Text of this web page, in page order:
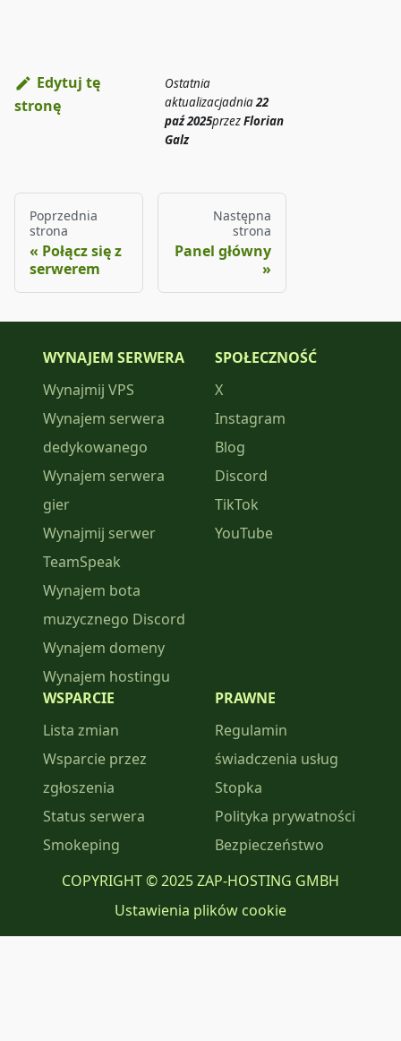
Edytuj tę
stronę
Ostatnia
aktualizacjadnia22
paź 2025przezFlorian
Galz
Poprzednia
strona
Połącz się z
serwerem
Następna
strona
Panel główny
WYNAJEM SERWERA
Wynajmij VPS
Wynajem serwera
dedykowanego
Wynajem serwera
gier
Wynajmij serwer
TeamSpeak
Wynajem bota
muzycznego Discord
Wynajem domeny
Wynajem hostingu
SPOŁECZNOŚĆ
X
Instagram
Blog
Discord
TikTok
YouTube
WSPARCIE
Lista zmian
Wsparcie przez
zgłoszenia
Status serwera
Smokeping
PRAWNE
Regulamin
świadczenia usług
Stopka
Polityka prywatności
Bezpieczeństwo
COPYRIGHT © 2025 ZAP-HOSTING GMBH
Ustawienia plików cookie